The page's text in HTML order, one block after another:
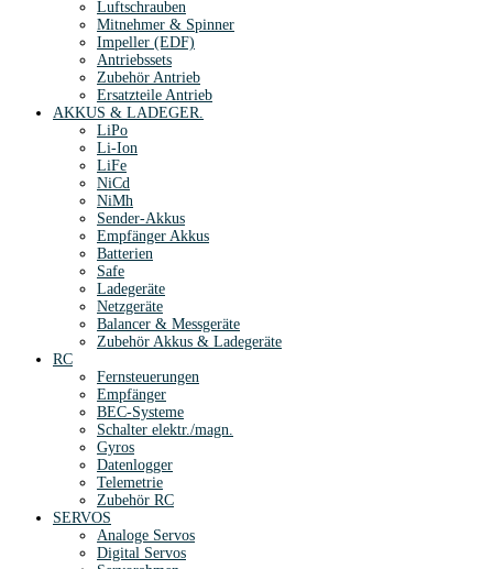
Luftschrauben
Mitnehmer & Spinner
Impeller (EDF)
Antriebssets
Zubehör Antrieb
Ersatzteile Antrieb
AKKUS & LADEGER.
LiPo
Li-Ion
LiFe
NiCd
NiMh
Sender-Akkus
Empfänger Akkus
Batterien
Safe
Ladegeräte
Netzgeräte
Balancer & Messgeräte
Zubehör Akkus & Ladegeräte
RC
Fernsteuerungen
Empfänger
BEC-Systeme
Schalter elektr./magn.
Gyros
Datenlogger
Telemetrie
Zubehör RC
SERVOS
Analoge Servos
Digital Servos